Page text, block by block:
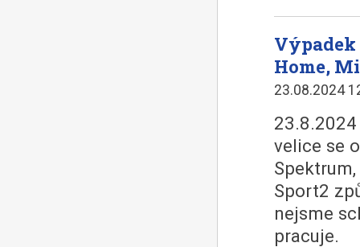
Výpadek
Home,
23.08.2024
velice se
Sport2
nejsme
pracuje.